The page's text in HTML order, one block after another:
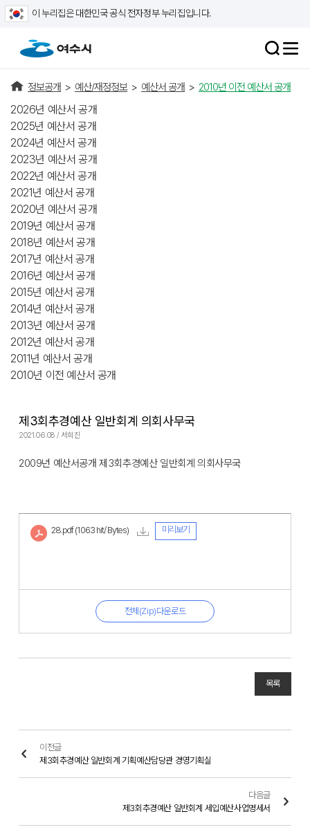
이 누리집은 대한민국 공식 전자정부 누리집입니다.
정보공개 > 예산/재정정보 > 예산서 공개 > 2010년 이전 예산서 공개
2026년 예산서 공개
2025년 예산서 공개
2024년 예산서 공개
2023년 예산서 공개
2022년 예산서 공개
2021년 예산서 공개
2020년 예산서 공개
2019년 예산서 공개
2018년 예산서 공개
2017년 예산서 공개
2016년 예산서 공개
2015년 예산서 공개
2014년 예산서 공개
2013년 예산서 공개
2012년 예산서 공개
2011년 예산서 공개
2010년 이전 예산서 공개
제3회추경예산 일반회계 의회사무국
2021.06.08 / 서희진
2009년 예산서공개 제3회추경예산 일반회계 의회사무국
28.pdf (1063 hit/ Bytes) 미리보기
전체(Zip)다운로드
목록
이전글
제3회추경예산 일반회계 기획예산담당관 경영기획실
다음글
제3회추경예산 일반회계 세입예산사업명세서